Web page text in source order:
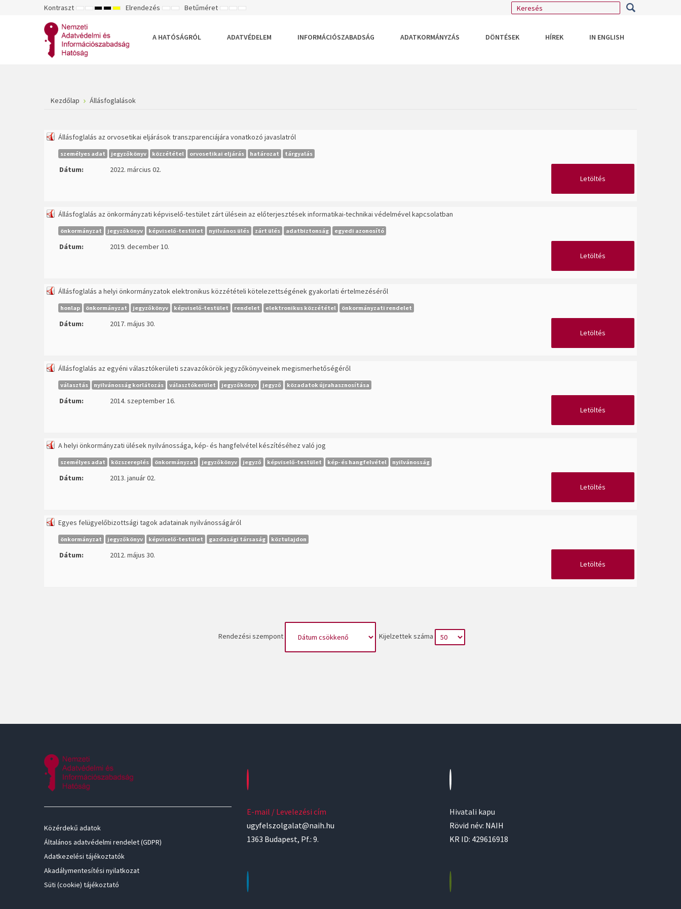
Kontraszt ALAPÉRTELMEZETT
ÉJSZAKAI
NAGY
FEHÉR
MÓD
NAGY
SÁRGA
MÓD
NAGY
MÓD
Elrendezés RÖGZÍTETT
SZÉLES
Betűméret KISEBB
ALAPÉRTELMEZETT
NAGYOBB
A HATÓSÁGRÓL
ADATVÉDELEM INFORMÁCIÓSZABADSÁG ADATKORMÁNYZÁS DÖNTÉSEK HÍREK IN ENGLISH
Kezdőlap Állásfoglalások
Állásfoglalás az orvosetikai eljárások transzparenciájára vonatkozó javaslatról
személyes adat jegyzőkönyv közzététel orvosetikai eljárás határozat tárgyalás
Dátum:
2022. március 02.
Letöltés
Állásfoglalás az önkormányzati képviselő-testület zárt ülésein az előterjesztések informatikai-technikai védelmével kapcsolatban
önkormányzat jegyzőkönyv képviselő-testület nyilvános ülés zárt ülés adatbiztonság egyedi azonosító
Dátum:
2019. december 10.
Letöltés
Állásfoglalás a helyi önkormányzatok elektronikus közzétételi kötelezettségének gyakorlati értelmezéséről
honlap önkormányzat jegyzőkönyv képviselő-testület rendelet elektronikus közzététel önkormányzati rendelet
Dátum:
2017. május 30.
Letöltés
Állásfoglalás az egyéni választókerületi szavazókörök jegyzőkönyveinek megismerhetőségéről
választás nyilvánosság korlátozás választókerület jegyzőkönyv jegyző közadatok újrahasznosítása
Dátum:
2014. szeptember 16.
Letöltés
A helyi önkormányzati ülések nyilvánossága, kép- és hangfelvétel készítéséhez való jog
személyes adat közszereplés önkormányzat jegyzőkönyv jegyző képviselő-testület kép- és hangfelvétel nyilvánosság
Dátum:
2013. január 02.
Letöltés
Egyes felügyelőbizottsági tagok adatainak nyilvánosságáról
önkormányzat jegyzőkönyv képviselő-testület gazdasági társaság köztulajdon
Dátum:
2012. május 30.
Letöltés
Rendezési szempont Kijelzettek száma
Közérdekű adatok
Általános adatvédelmi rendelet (GDPR)
Adatkezelési tájékoztatók
Akadálymentesítési nyilatkozat
Süti (cookie) tájékoztató
E-mail / Levelezési cím
ugyfelszolgalat@naih.hu
1363 Budapest, Pf.: 9.
Hivatali kapu
Rövid név: NAIH
KR ID: 429616918